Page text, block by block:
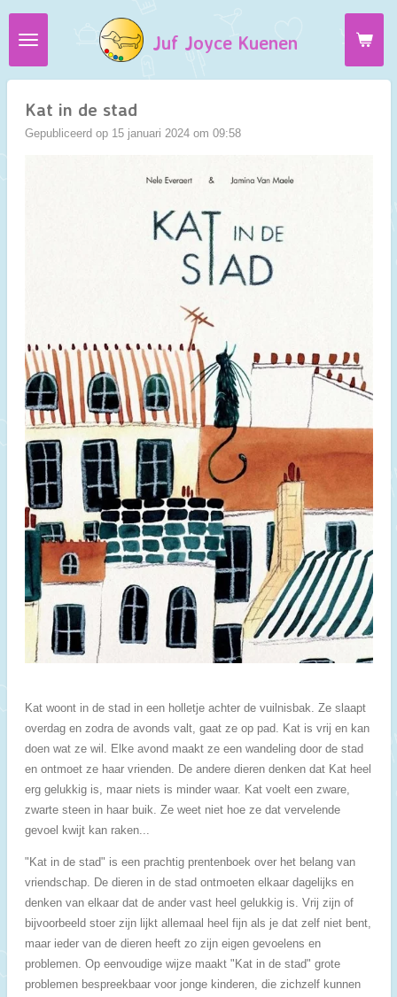
Ga
direct
de
Juf Joyce Kuenen
Kat in de stad
Gepubliceerd op 15 januari 2024 om 09:58
Kat woont in de stad in een holletje achter de vuilnisbak. Ze slaapt
overdag en zodra de avonds valt, gaat ze op pad. Kat is vrij en kan
doen wat ze wil. Elke avond maakt ze een wandeling door de stad
en ontmoet ze haar vrienden. De andere dieren denken dat Kat heel
erg gelukkig is, maar niets is minder waar. Kat voelt een zware,
zwarte steen in haar buik. Ze weet niet hoe ze dat vervelende
gevoel kwijt kan raken...
"Kat in de stad" is een prachtig prentenboek over het belang van
vriendschap. De dieren in de stad ontmoeten elkaar dagelijks en
denken van elkaar dat de ander vast heel gelukkig is. Vrij zijn of
bijvoorbeeld stoer zijn lijkt allemaal heel fijn als je dat zelf niet bent,
maar ieder van de dieren heeft zo zijn eigen gevoelens en
problemen. Op eenvoudige wijze maakt "Kat in de stad" grote
problemen bespreekbaar voor jonge kinderen, die zichzelf kunnen